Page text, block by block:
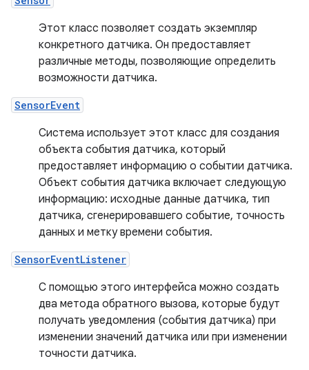
Этот класс позволяет создать экземпляр
конкретного датчика. Он предоставляет
различные методы, позволяющие определить
возможности датчика.
SensorEvent
Система использует этот класс для создания
объекта события датчика, который
предоставляет информацию о событии датчика.
Объект события датчика включает следующую
информацию: исходные данные датчика, тип
датчика, сгенерировавшего событие, точность
данных и метку времени события.
SensorEventListener
С помощью этого интерфейса можно создать
два метода обратного вызова, которые будут
получать уведомления (события датчика) при
изменении значений датчика или при изменении
точности датчика.